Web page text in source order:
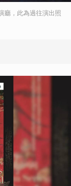
廳，此為過往演出照